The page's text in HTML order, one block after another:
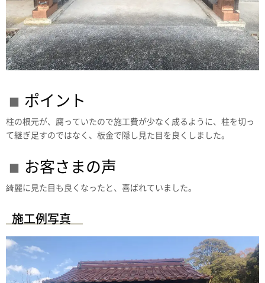
ポイント
柱の根元が、腐っていたので施工費が少なく成るように、柱を切っ
て継ぎ足すのではなく、板金で隠し見た目を良くしました。
お客さまの声
綺麗に見た目も良くなったと、喜ばれていました。
施工例写真